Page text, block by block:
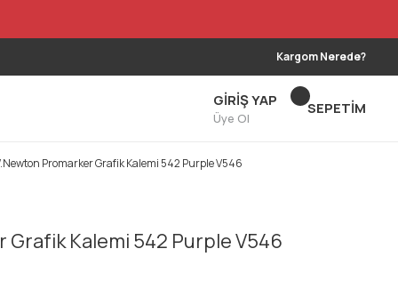
Kargom Nerede?
GİRİŞ YAP
Üye Ol
SEPETİM
Promarker Grafik Kalemi 542 Purple V546
Kalemi 542 Purple V546